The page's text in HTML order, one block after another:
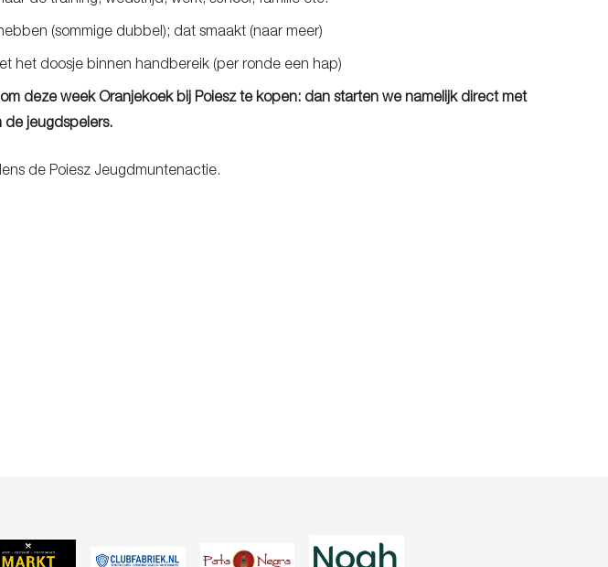
(sommige dubbel); dat smaakt (naar meer)
het doosje binnen handbereik (per ronde een hap)
deze week Oranjekoek bij Poiesz te kopen: dan starten we namelijk direct met
de jeugdspelers.
de Poiesz Jeugdmuntenactie.